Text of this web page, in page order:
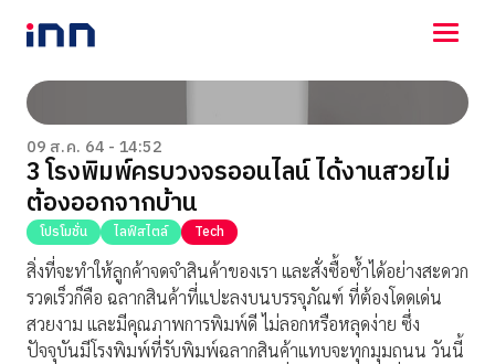
NEWS
ENTERTAINMENT
LIFESTYLE
HOROSCOPE
LOTTERY
VIDEO
ร่วมด้วยช่วยกัน
09 ส.ค. 64 - 14:52
3 โรงพิมพ์ครบวงจรออนไลน์ ได้งานสวยไม่
ต้องออกจากบ้าน
โปรโมชั่น ไลฟ์สไตล์ Tech
สิ่งที่จะทำให้ลูกค้าจดจำสินค้าของเรา และสั่งซื้อซ้ำได้อย่างสะดวก
รวดเร็วก็คือ ฉลากสินค้าที่แปะลงบนบรรจุภัณฑ์ ที่ต้องโดดเด่น
สวยงาม และมีคุณภาพการพิมพ์ดี ไม่ลอกหรือหลุดง่าย ซึ่ง
ปัจจุบันมีโรงพิมพ์ที่รับพิมพ์ฉลากสินค้าแทบจะทุกมุมถนน วันนี้